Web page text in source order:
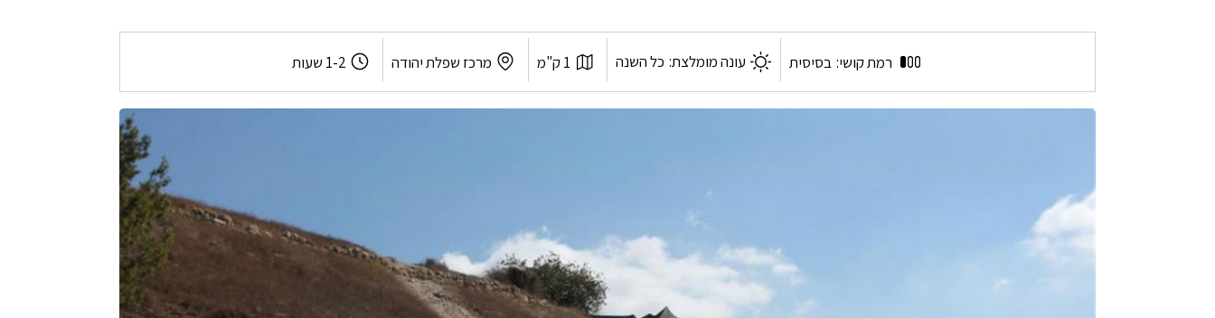
רמת קושי: בסיסית עונה מומלצת: כל השנה
אורך 1 ק"מ
לפי מרכז שפלת יהודה
משך 1-2 שעות